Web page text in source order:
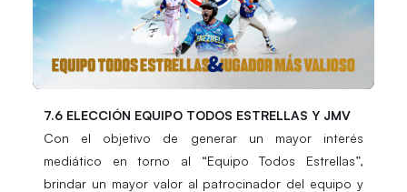
7.6 ELECCIÓN EQUIPO TODOS ESTRELLAS Y JMV
Con el objetivo de generar un mayor interés
mediático en torno al “Equipo Todos Estrellas”,
brindar un mayor valor al patrocinador del equipo y